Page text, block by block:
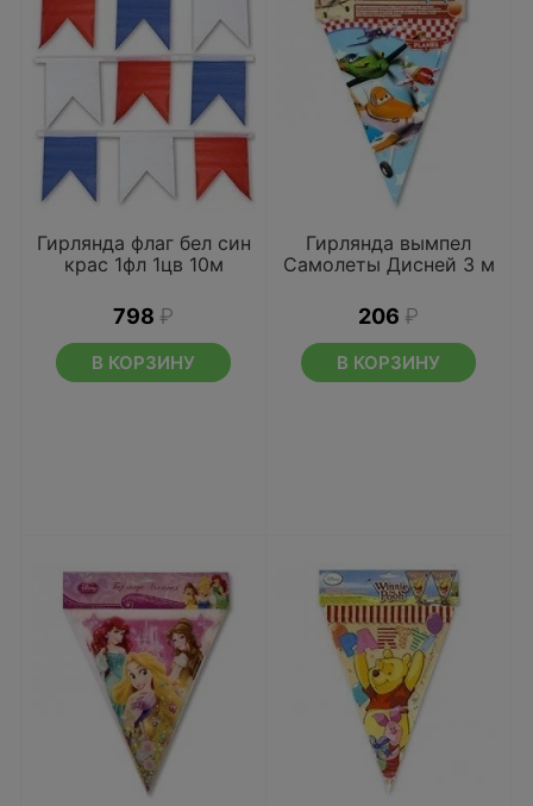
Гирлянда флаг бел син
крас 1фл 1цв 10м
798 ₽
В КОРЗИНУ
Гирлянда вымпел
Самолеты Дисней 3 м
206 ₽
В КОРЗИНУ